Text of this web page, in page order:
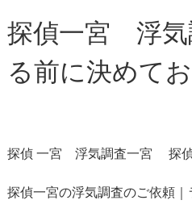
探偵一宮 浮気
る前に決めて
探偵 一宮 浮気調査一宮 探偵
探偵一宮の浮気調査のご依頼